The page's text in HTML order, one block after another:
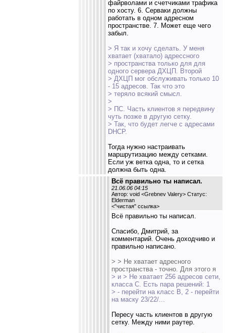
файрволами и счетчиками трафика
по хосту. 6. Серваки должны
работать в одном адресном
пространстве. 7. Может еще чего
забыл.
> Я так и хочу сделать. У меня
хватает (хватало) адрессного
> пространства только для для
одного сервера ДХЦП. Второй
> ДХЦП мог обслуживать только 10
- 15 адресов. Так что это
> теряло всякий смысл.
>
> ПС. Часть клиентов я передвину
чуть позже в другую сетку.
> Так, что будет легче с адресами
DHCP.
Тогда нужно настраивать
маршрутизацию между сетками.
Если уж ветка одна, то и сетка
должна быть одна.
Всё правильно ты написал.
21.06.06 04:15
Автор: void <Grebnev Valery> Статус:
Elderman
<"чистая" ссылка>
Всё правильно ты написал.
Спасибо, Дмитрий, за
комментарий. Очень доходчиво и
правильно написано.
> > Не хватает адресного
пространства - точно. Для этого я
> и > Не хватает 256 адресов сети,
класса С. Есть пара решений: 1
> - перейти на класс В, 2 - перейти
на маску 23/22/...
Пересу часть клиентов в другую
сетку. Между ними раутер.